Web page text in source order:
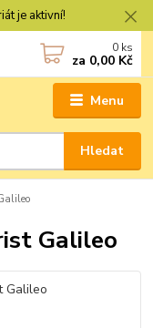
je aktivní!
Menu
Hledat
0 ks
za 0,00 Kč
Galileo